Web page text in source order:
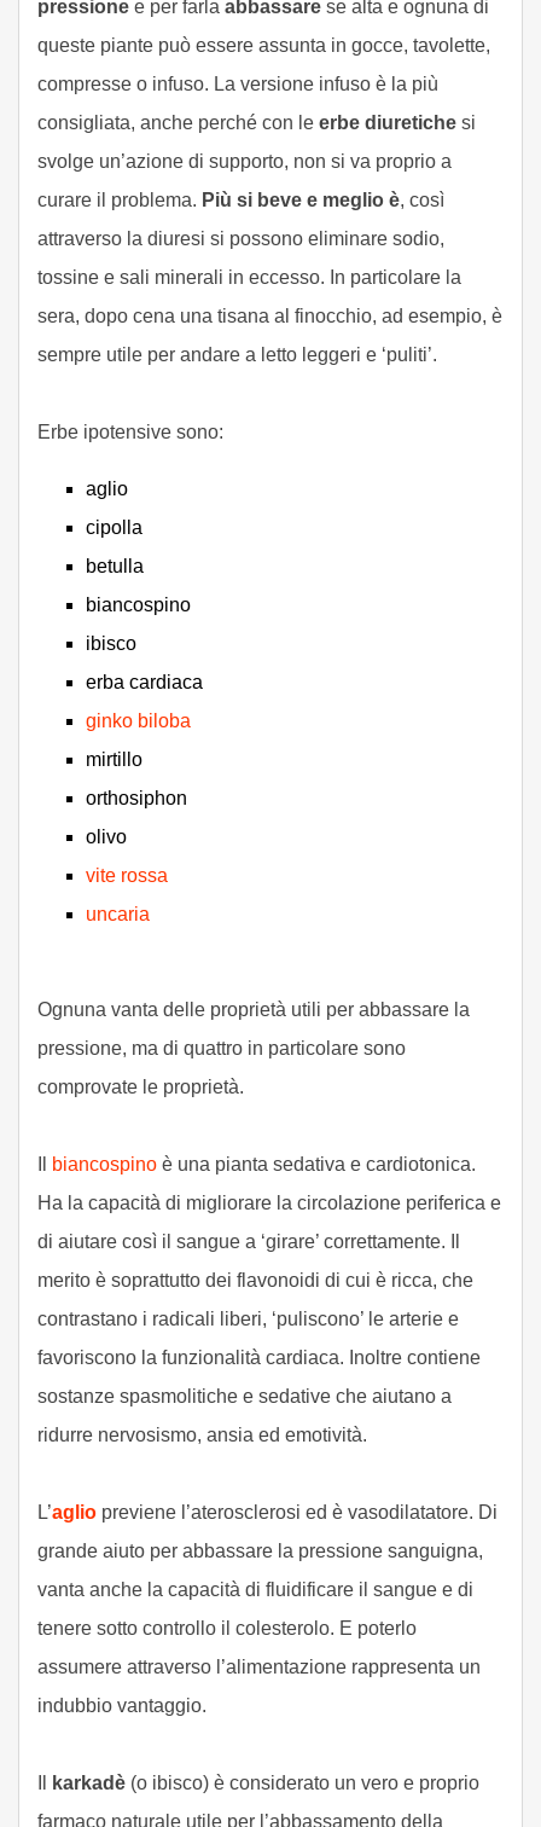
pressione e per farla abbassare se alta e ognuna di
queste piante può essere assunta in gocce, tavolette,
compresse o infuso. La versione infuso è la più
consigliata, anche perché con le erbe diuretiche si
svolge un’azione di supporto, non si va proprio a
curare il problema. Più si beve e meglio è, così
attraverso la diuresi si possono eliminare sodio,
tossine e sali minerali in eccesso. In particolare la
sera, dopo cena una tisana al finocchio, ad esempio, è
sempre utile per andare a letto leggeri e ‘puliti’.
Erbe ipotensive sono:
aglio
cipolla
betulla
biancospino
ibisco
erba cardiaca
ginko biloba
mirtillo
orthosiphon
olivo
vite rossa
uncaria
Ognuna vanta delle proprietà utili per abbassare la
pressione, ma di quattro in particolare sono
comprovate le proprietà.
biancospino è una pianta sedativa e cardiotonica.
Ha la capacità di migliorare la circolazione periferica e
di aiutare così il sangue a ‘girare’ correttamente. Il
merito è soprattutto dei flavonoidi di cui è ricca, che
contrastano i radicali liberi, ‘puliscono’ le arterie e
favoriscono la funzionalità cardiaca. Inoltre contiene
sostanze spasmolitiche e sedative che aiutano a
ridurre nervosismo, ansia ed emotività.
L’aglio previene l’aterosclerosi ed è vasodilatatore. Di
grande aiuto per abbassare la pressione sanguigna,
vanta anche la capacità di fluidificare il sangue e di
tenere sotto controllo il colesterolo. E poterlo
assumere attraverso l’alimentazione rappresenta un
indubbio vantaggio.
karkadè (o ibisco) è considerato un vero e proprio
farmaco naturale utile per l’abbassamento della